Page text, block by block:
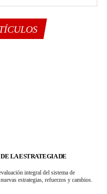
LA ESTRATEGIA DE
integral del sistema de
estrategias, refuerzos y cambios.